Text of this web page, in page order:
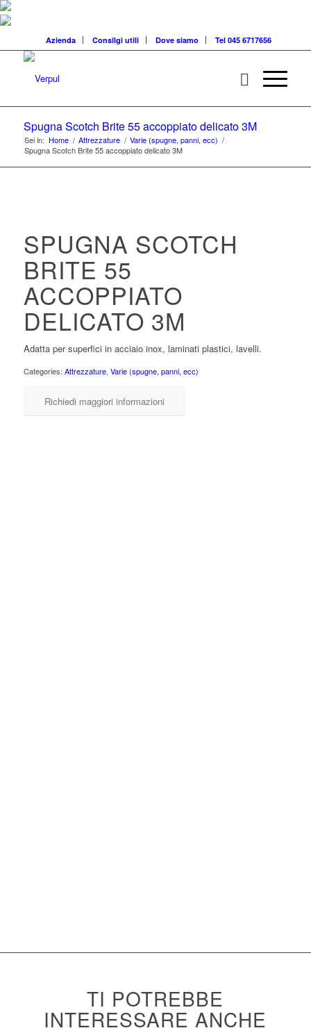
Azienda Consilgi utili Dove siamo Tel 045 6717656
Spugna Scotch Brite 55 accoppiato delicato 3M
Sei in: Home / Attrezzature / Varie (spugne, panni, ecc) /
Spugna Scotch Brite 55 accoppiato delicato 3M
SPUGNA SCOTCH
BRITE 55
ACCOPPIATO
DELICATO 3M
Adatta per superfici in acciaio inox, laminati plastici, lavelli.
Categories: Attrezzature, Varie (spugne, panni, ecc)
Richiedi maggiori informazioni
TI POTREBBE
INTERESSARE ANCHE